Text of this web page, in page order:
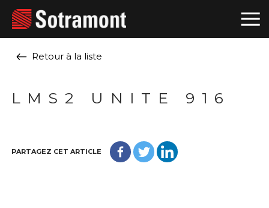
Retour à la liste
LMS2 UNITE 916
PARTAGEZ CET ARTICLE